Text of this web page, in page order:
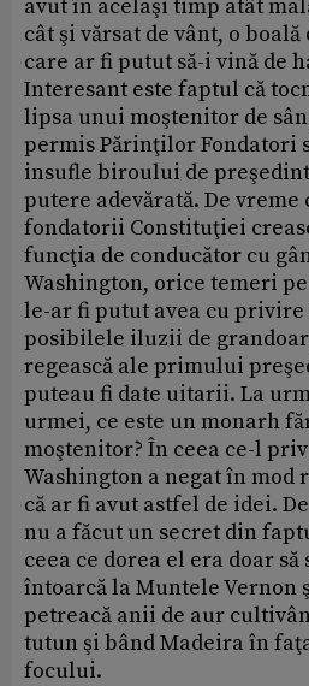
avut în acelaşi timp atât
cât şi vărsat de vânt, o boală
care ar fi putut să-i vină de
Interesant este faptul că
lipsa unui moştenitor de
permis Părinţilor Fondatori
insufle biroului de
putere adevărată. De vreme
fondatorii Constituţiei
funcţia de conducător cu
Washington, orice temeri
le-ar fi putut avea cu privire
posibilele iluzii de
regească ale primului
puteau fi date uitarii. La
urmei, ce este un monarh
moştenitor? În ceea ce-l
Washington a negat în mod
că ar fi avut astfel de idei.
nu a făcut un secret din
ceea ce dorea el era doar să
întoarcă la Muntele Vernon
petreacă anii de aur
tutun şi bând Madeira în
focului.